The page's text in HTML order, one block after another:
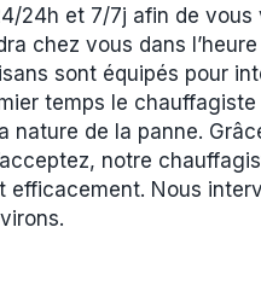
24h et 7/7j afin de vous
chez vous dans
sont équipés pour
temps le
de la panne.
notre
efficacement. Nous